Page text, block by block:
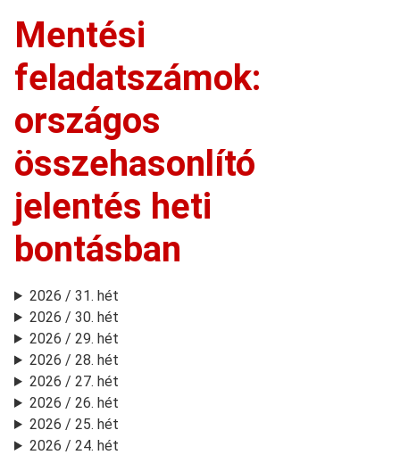
Mentési
feladatszámok:
országos
összehasonlító
jelentés heti
bontásban
2026 / 31. hét
2026 / 30. hét
2026 / 29. hét
2026 / 28. hét
2026 / 27. hét
2026 / 26. hét
2026 / 25. hét
2026 / 24. hét